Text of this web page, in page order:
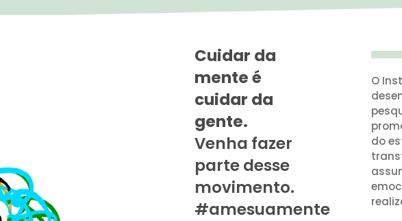
Cuidar da
mente é
cuidar da
gente.
Venha fazer
parte desse
movimento.
#amesuamente
O
do